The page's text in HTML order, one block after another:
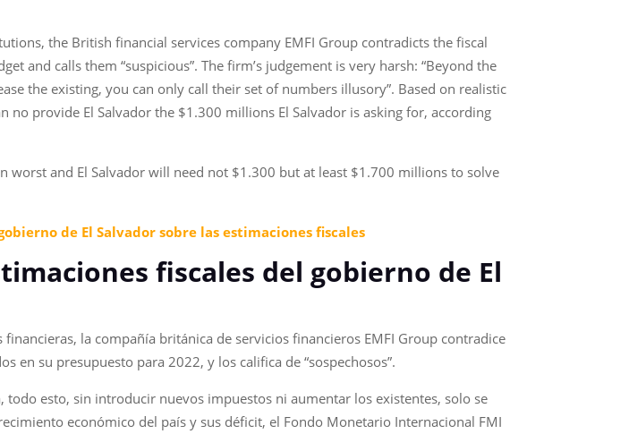
the British financial services company EMFI Group contradicts the fiscal
and calls them “suspicious”. The firm’s judgement is very harsh: “Beyond the
the existing, you can only call their set of numbers illusory”. Based on realistic
provide El Salvador the $1.300 millions El Salvador is asking for, according
and El Salvador will need not $1.300 but at least $1.700 millions to solve
de El Salvador sobre las estimaciones fiscales
fiscales del gobierno de El
la compañía británica de servicios financieros EMFI Group contradice
en su presupuesto para 2022, y los califica de “sospechosos”.
todo esto, sin introducir nuevos impuestos ni aumentar los existentes, solo se
económico del país y sus déficit, el Fondo Monetario Internacional FMI